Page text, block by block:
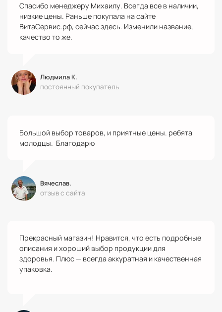
Спасибо менеджеру Михаилу. Всегда все в наличии,
низкие цены. Раньше покупала на сайте
ВитаСервис.рф, сейчас здесь. Изменили название,
качество то же.
Людмила К.
постоянный покупатель
Большой выбор товаров, и приятные цены. ребята
молодцы. Благодарю
Вячеслав.
отзыв с сайта
Прекрасный магазин! Нравится, что есть подробные
описания и хороший выбор продукции для
здоровья. Плюс — всегда аккуратная и качественная
упаковка.